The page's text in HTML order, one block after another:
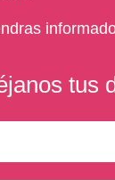
tus